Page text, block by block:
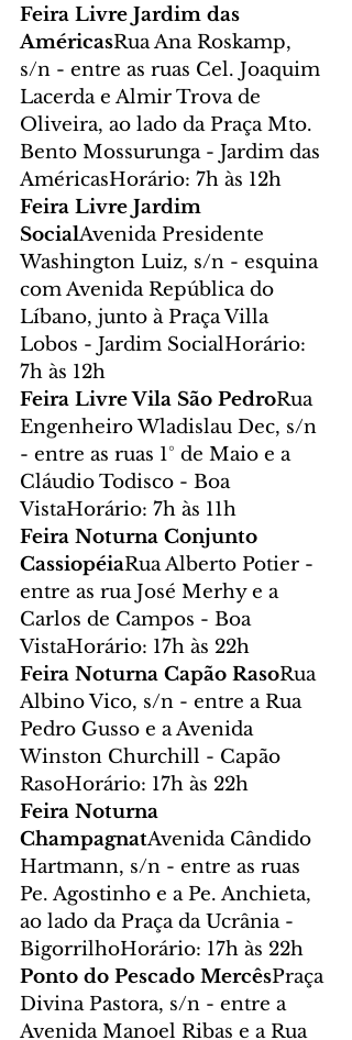
Feira Livre Jardim das
AméricasRua Ana Roskamp,
s/n - entre as ruas Cel. Joaquim
Lacerda e Almir Trova de
Oliveira, ao lado da Praça Mto.
Bento Mossurunga - Jardim das
AméricasHorário: 7h às 12h
Feira Livre Jardim
SocialAvenida Presidente
Washington Luiz, s/n - esquina
com Avenida República do
Líbano, junto à Praça Villa
Lobos - Jardim SocialHorário:
7h às 12h
Feira Livre Vila São PedroRua
Engenheiro Wladislau Dec, s/n
- entre as ruas 1° de Maio e a
Cláudio Todisco - Boa
VistaHorário: 7h às 11h
Feira Noturna Conjunto
CassiopéiaRua Alberto Potier -
entre as rua José Merhy e a
Carlos de Campos - Boa
VistaHorário: 17h às 22h
Feira Noturna Capão RasoRua
Albino Vico, s/n - entre a Rua
Pedro Gusso e a Avenida
Winston Churchill - Capão
RasoHorário: 17h às 22h
Feira Noturna
ChampagnatAvenida Cândido
Hartmann, s/n - entre as ruas
Pe. Agostinho e a Pe. Anchieta,
ao lado da Praça da Ucrânia -
BigorrilhoHorário: 17h às 22h
Ponto do Pescado MercêsPraça
Divina Pastora, s/n - entre a
Avenida Manoel Ribas e a Rua